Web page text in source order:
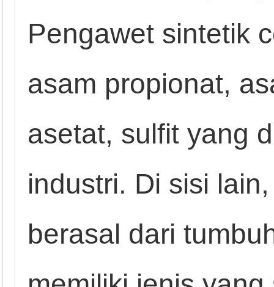
Pengawet sintetik
asam propionat,
asetat, sulfit yang
industri. Di sisi
berasal dari